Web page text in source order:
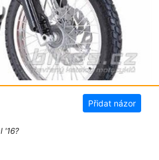
Přidat názor
'16?